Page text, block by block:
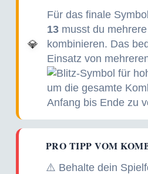
💎
Für das finale
13musst du
kombinieren. Das
Einsatz von
um die gesamte
Anfang bis Ende zu
PRO TIPP VOM
⚠️ Behalte dein